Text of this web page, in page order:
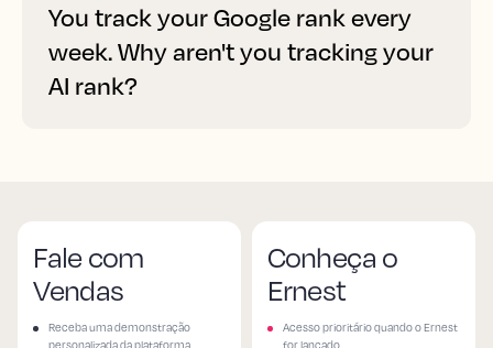
You track your Google rank every
week. Why aren't you tracking your
AI rank?
Fale com
Vendas
Receba uma demonstração
personalizada da plataforma
Conheça o
Ernest
Acesso prioritário quando o Ernest
for lançado